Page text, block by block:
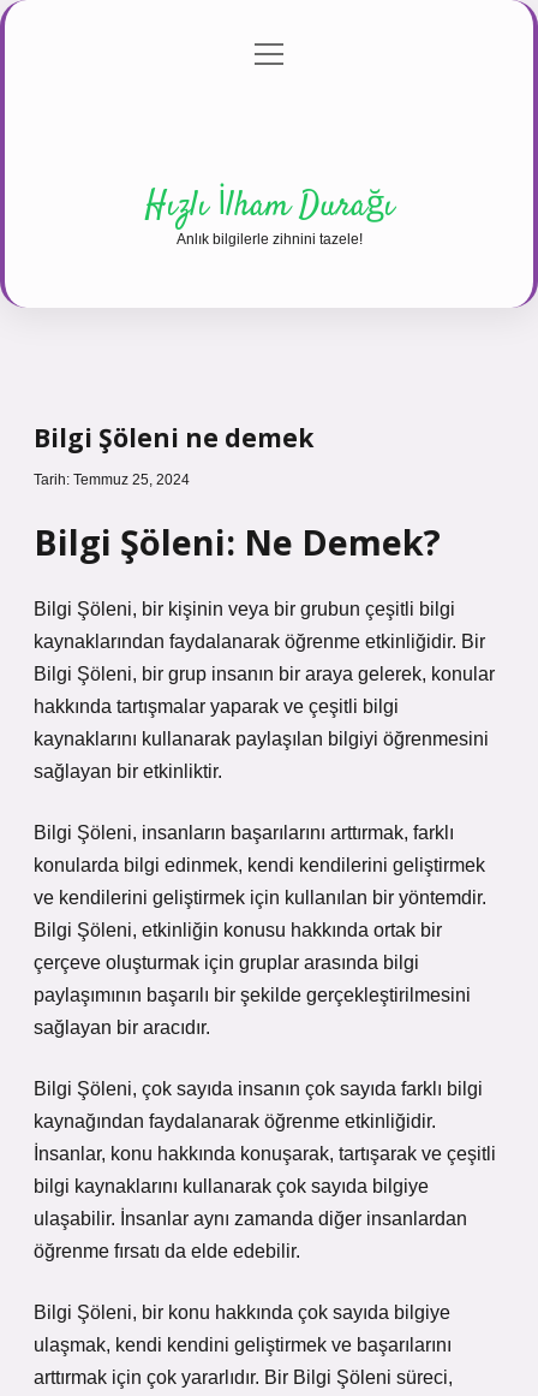
Gizlilik Politikası
menüyü
Hızlı İlham Durağı
Anlık bilgilerle zihnini tazele!
Bilgi Şöleni ne demek
Tarih: Temmuz 25, 2024
Bilgi Şöleni: Ne Demek?
Bilgi Şöleni, bir kişinin veya bir grubun çeşitli bilgi
kaynaklarından faydalanarak öğrenme etkinliğidir. Bir
Bilgi Şöleni, bir grup insanın bir araya gelerek, konular
hakkında tartışmalar yaparak ve çeşitli bilgi
kaynaklarını kullanarak paylaşılan bilgiyi öğrenmesini
sağlayan bir etkinliktir.
Bilgi Şöleni, insanların başarılarını arttırmak, farklı
konularda bilgi edinmek, kendi kendilerini geliştirmek
ve kendilerini geliştirmek için kullanılan bir yöntemdir.
Bilgi Şöleni, etkinliğin konusu hakkında ortak bir
çerçeve oluşturmak için gruplar arasında bilgi
paylaşımının başarılı bir şekilde gerçekleştirilmesini
sağlayan bir aracıdır.
Bilgi Şöleni, çok sayıda insanın çok sayıda farklı bilgi
kaynağından faydalanarak öğrenme etkinliğidir.
İnsanlar, konu hakkında konuşarak, tartışarak ve çeşitli
bilgi kaynaklarını kullanarak çok sayıda bilgiye
ulaşabilir. İnsanlar aynı zamanda diğer insanlardan
öğrenme fırsatı da elde edebilir.
Bilgi Şöleni, bir konu hakkında çok sayıda bilgiye
ulaşmak, kendi kendini geliştirmek ve başarılarını
arttırmak için çok yararlıdır. Bir Bilgi Şöleni süreci,